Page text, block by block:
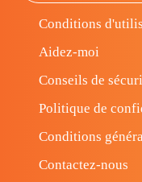
Conditions
Aidez-moi
Conseils de
Politique de
Conditions
Contactez-nous